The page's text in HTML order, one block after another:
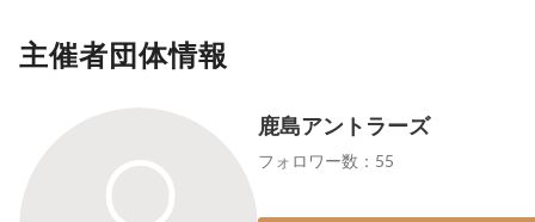
主催者団体情報
鹿島アントラーズ
フォロワー数：55